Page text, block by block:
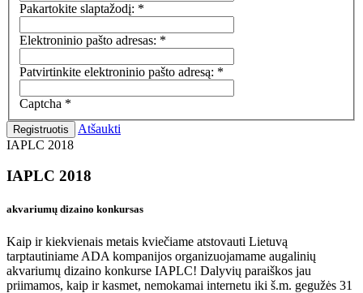
Pakartokite slaptažodį: *
Elektroninio pašto adresas: *
Patvirtinkite elektroninio pašto adresą: *
Captcha *
Registruotis
Atšaukti
IAPLC 2018
IAPLC 2018
akvariumų dizaino konkursas
Kaip ir kiekvienais metais kviečiame atstovauti Lietuvą
tarptautiniame ADA kompanijos organizuojamame augalinių
akvariumų dizaino konkurse IAPLC! Dalyvių paraiškos jau
priimamos, kaip ir kasmet, nemokamai internetu iki š.m. gegužės 31